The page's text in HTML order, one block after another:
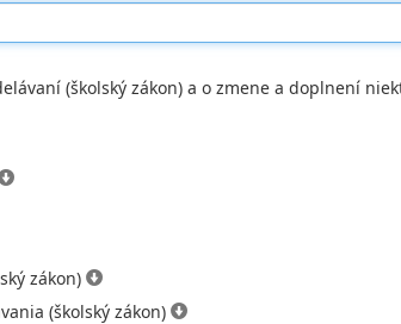
(školský zákon) a o zmene a doplnení
zákon)
(školský zákon)